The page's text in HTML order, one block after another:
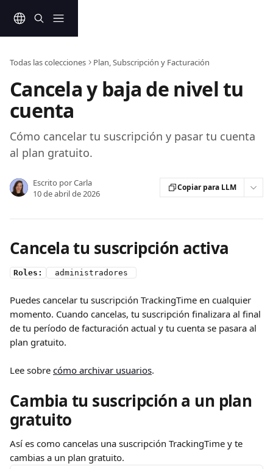
Todas las colecciones Plan, Subscripción y Facturación
Cancela y baja de nivel tu
cuenta
Cómo cancelar tu suscripción y pasar tu cuenta
al plan gratuito.
Escrito porCarla
10 de abril de 2026
Copiar para LLM
Cancela tu suscripción activa
Roles: administradores
Puedes cancelar tu suscripción TrackingTime en cualquier
momento. Cuando cancelas, tu suscripción finalizara al final
de tu período de facturación actual y tu cuenta se pasara al
plan gratuito.
Lee sobre cómo archivar usuarios.
Cambia tu suscripción a un plan
gratuito
Así es como cancelas una suscripción TrackingTime y te
cambias a un plan gratuito.